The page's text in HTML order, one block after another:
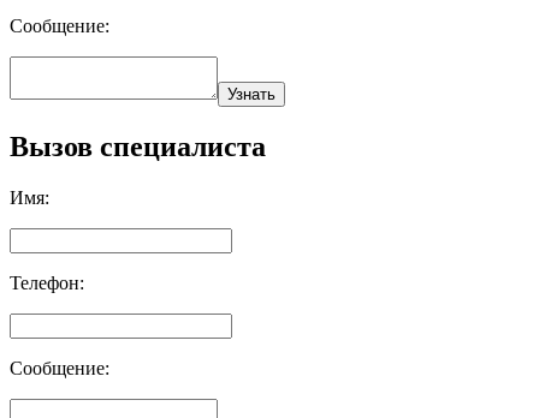
Сообщение:
Узнать
Вызов специалиста
Имя:
Телефон:
Сообщение: